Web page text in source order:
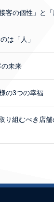
客の個性」と「
は「人」
未来
の3つの幸福
り組むべき店